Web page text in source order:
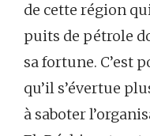
de cette région
puits de pétrole
sa fortune. C’est
qu’il s’évertue
à saboter